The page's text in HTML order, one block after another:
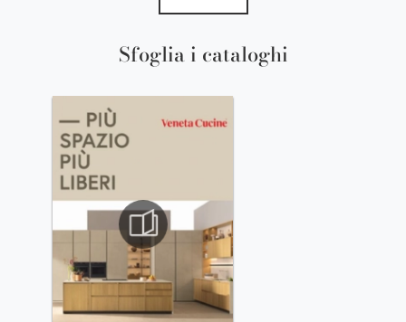
Sfoglia i cataloghi